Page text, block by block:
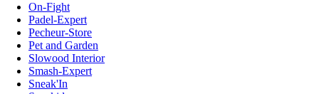
On-Fight
Padel-Expert
Pecheur-Store
Pet and Garden
Slowood Interior
Smash-Expert
Sneak'In